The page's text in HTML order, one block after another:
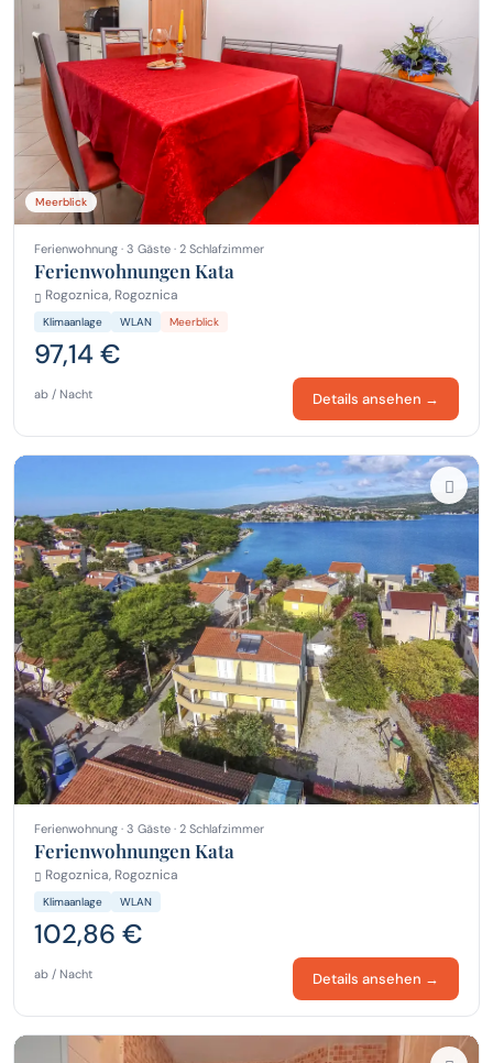
Meerblick
Ferienwohnung · 3 Gäste · 2 Schlafzimmer
Ferienwohnungen Kata
Rogoznica, Rogoznica
Klimaanlage WLAN Meerblick
97,14 €
ab / Nacht Details ansehen →
Ferienwohnung · 3 Gäste · 2 Schlafzimmer
Ferienwohnungen Kata
Rogoznica, Rogoznica
Klimaanlage WLAN
102,86 €
ab / Nacht Details ansehen →